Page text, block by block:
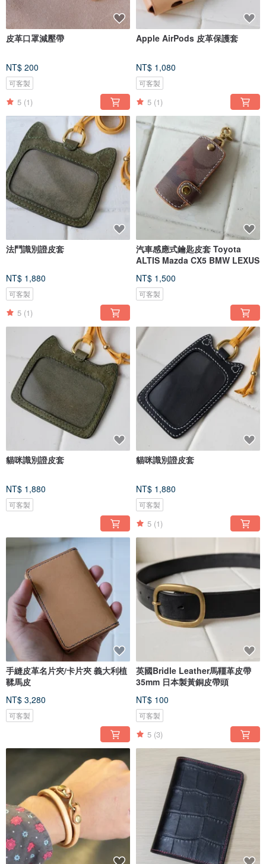
皮革口罩減壓帶
NT$ 200
可客製
5 (1)
Apple AirPods 皮革保護套
NT$ 1,080
可客製
5 (1)
法鬥識別證皮套
NT$ 1,880
可客製
5 (1)
汽車感應式鑰匙皮套 Toyota
ALTIS Mazda CX5 BMW LEXUS
NT$ 1,500
可客製
貓咪識別證皮套
NT$ 1,880
可客製
貓咪識別證皮套
NT$ 1,880
可客製
5 (1)
手縫皮革名片夾/卡片夾 義大利植
鞣馬皮
NT$ 3,280
可客製
英國Bridle Leather馬韁革皮帶
35mm 日本製黃銅皮帶頭
NT$ 100
可客製
5 (3)